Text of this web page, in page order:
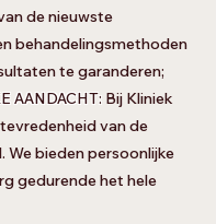
de nieuwste
behandelingsmethoden
te garanderen;
AANDACHT: Bij Kliniek
van de
We bieden persoonlijke
gedurende het hele